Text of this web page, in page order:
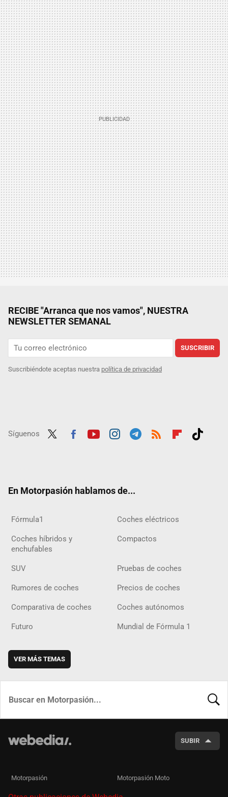
RECIBE "Arranca que nos vamos", NUESTRA
NEWSLETTER SEMANAL
SUSCRIBIR
Suscribiéndote aceptas nuestra política de privacidad
Síguenos
En Motorpasión hablamos de...
Fórmula1 Coches eléctricos
Coches híbridos y
enchufables
Compactos
SUV Pruebas de coches
Rumores de coches Precios de coches
Comparativa de coches Coches autónomos
Futuro Mundial de Fórmula 1
VER MÁS TEMAS
SUBIR
Motorpasión Motorpasión Moto